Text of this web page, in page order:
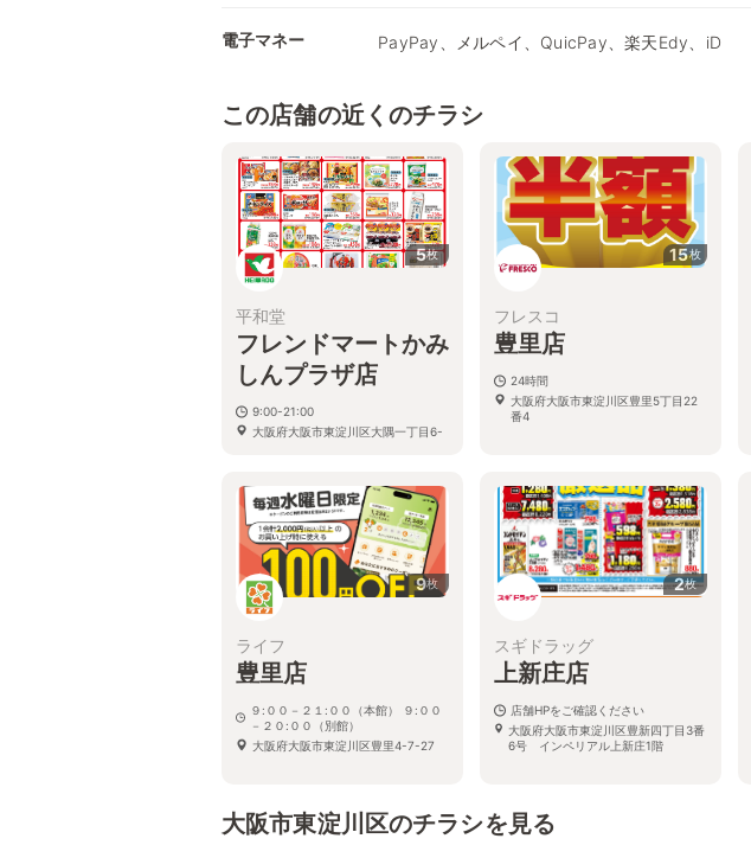
電子マネー PayPay、メルペイ、QuicPay、楽天Edy、iD
この店舗の近くのチラシ
5枚
平和堂
フレンドマートかみ
しんプラザ店
9:00-21:00
大阪府大阪市東淀川区大隅一丁目6-
15枚
フレスコ
豊里店
24時間
大阪府大阪市東淀川区豊里5丁目22
番4
9枚
ライフ
豊里店
９:００－２１:００（本館） ９:００
－２０:００（別館）
大阪府大阪市東淀川区豊里4-7-27
2枚
スギドラッグ
上新庄店
店舗HPをご確認ください
大阪府大阪市東淀川区豊新四丁目3番
6号 インペリアル上新庄1階
大阪市東淀川区のチラシを見る